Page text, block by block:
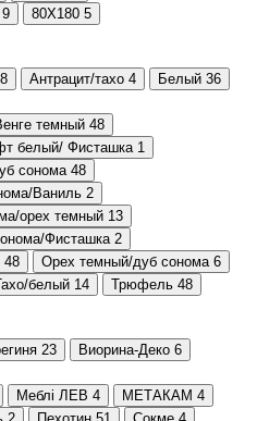
9 80Х180 5
8 Антрацит/тахо 4 Белый 36
темный 48
белый/ Фисташка 1
сонома 48
Ваниль 2
орех темный 13
Фисташка 2
48 Орех темный/дуб сонома 6
белый 14 Трюфель 48
23 Виорина-Деко 6
Меблі ЛЕВ 4 МЕТАКАМ 4